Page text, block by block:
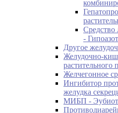
Средство
-
Другое
Желудочно-
растительного
Желчегонное
Ингибитор
желудка
МИБП -